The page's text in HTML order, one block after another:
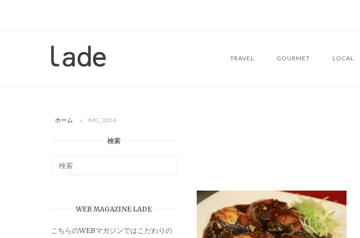
ー
TRAVEL GOURMET LOCAL
ホーム » IMG_0854
検索
WEB MAGAZINE LADE
こちらのWEBマガジンではこだわりの